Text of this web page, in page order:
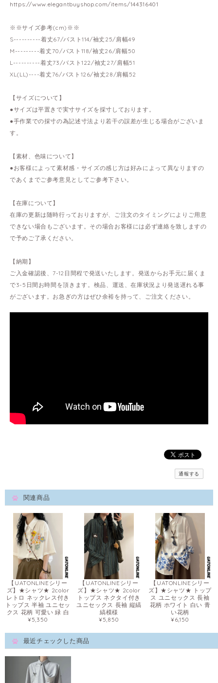
https://www.elegantbuyshop.com/items/144316401
※※サイズ参考(cm)※※
S----------着丈67/バスト114/袖丈25/肩幅49
M---------着丈70/バスト118/袖丈26/肩幅50
L----------着丈73/バスト122/袖丈27/肩幅51
XL(LL)----着丈76/バスト126/袖丈28/肩幅52
【サイズについて】
●サイズは平置きで実寸サイズを採寸しております。
●手作業での採寸の為記述寸法より若干の誤差が生じる場合がございま
す。
【素材、色味について】
●お客様によって素材感・サイズの感じ方は好みによって異なりますの
であくまでご参考意見としてご参考下さい。
【在庫について】
在庫の更新は随時行っておりますが、ご注文のタイミングによりご用意
できない場合もございます。その場合お客様には必ず連絡を致しますの
で予めご了承ください。
【納期】
ご入金確認後、7-12日間程で発送いたします。発送からお手元に届くま
で3-5日間お時間を頂きます。検品、運送、在庫状況より発送遅れる事
がございます。お急ぎの方はぜひ余裕を持って、ご注文ください。
通報する
関連商品
【UATONLINEシリー
ズ】★シャツ★ 2color
レトロ ネックレス付き
トップス 半袖 ユニセッ
クス 花柄 可愛い 緑 白
¥5,350
【UATONLINEシリー
ズ】★シャツ★ 2color
トップス ネクタイ付き
ユニセックス 長袖 縦縞
縞模様
¥5,850
【UATONLINEシリー
ズ】★シャツ★ トップ
ス ユニセックス 長袖
花柄 ホワイト 白い 青
い花柄
¥6,150
最近チェックした商品